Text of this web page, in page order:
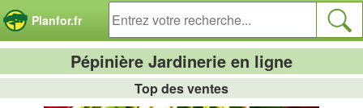
Planfor.fr
Pépinière Jardinerie en ligne
Top des ventes
Panneau de gestion des cookies